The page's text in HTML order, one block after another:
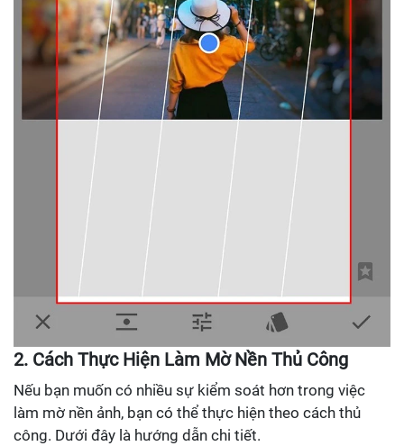
2. Cách Thực Hiện Làm Mờ Nền Thủ Công
Nếu bạn muốn có nhiều sự kiểm soát hơn trong việc
làm mờ nền ảnh, bạn có thể thực hiện theo cách thủ
công. Dưới đây là hướng dẫn chi tiết.